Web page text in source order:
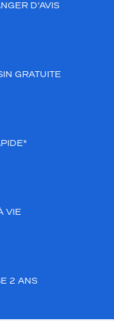
D’AVIS
GRATUITE
VIE
2 ANS